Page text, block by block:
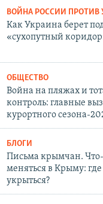
ВОЙНА РОССИИ ПРОТИВ
Как Украина берет
«сухопутный
ОБЩЕСТВО
Война на пляжах и
контроль: главные
курортного сезона-
БЛОГИ
Письма крымчан. Что-
меняться в Крыму:
укрыться?